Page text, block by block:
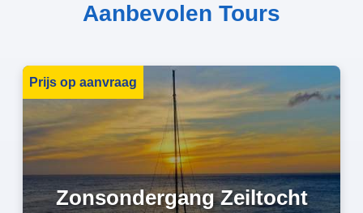
Aanbevolen Tours
Prijs op aanvraag
Zonsondergang Zeiltocht